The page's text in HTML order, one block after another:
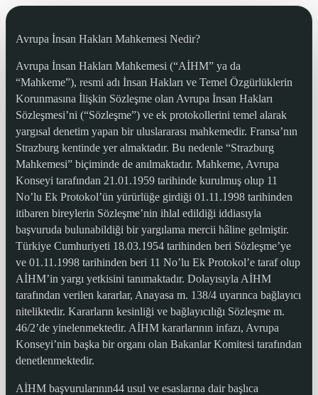
Avrupa İnsan Hakları Mahkemesi Nedir?
Avrupa İnsan Hakları Mahkemesi (“AİHM” ya da
“Mahkeme”), resmi adı İnsan Hakları ve Temel Özgürlüklerin
Korunmasına İlişkin Sözleşme olan Avrupa İnsan Hakları
Sözleşmesi’ni (“Sözleşme”) ve ek protokollerini temel alarak
yargısal denetim yapan bir uluslararası mahkemedir. Fransa’nın
Strazburg kentinde yer almaktadır. Bu nedenle “Strazburg
Mahkemesi” biçiminde de anılmaktadır. Mahkeme, Avrupa
Konseyi tarafından 21.01.1959 tarihinde kurulmuş olup 11
No’lu Ek Protokol’ün yürürlüğe girdiği 01.11.1998 tarihinden
itibaren bireylerin Sözleşme’nin ihlal edildiği iddiasıyla
başvuruda bulunabildiği bir yargılama mercii hâline gelmiştir.
Türkiye Cumhuriyeti 18.03.1954 tarihinden beri Sözleşme’ye
ve 01.11.1998 tarihinden beri 11 No’lu Ek Protokol’e taraf olup
AİHM’in yargı yetkisini tanımaktadır. Dolayısıyla AİHM
tarafından verilen kararlar, Anayasa m. 138/4 uyarınca bağlayıcı
niteliktedir. Kararların kesinliği ve bağlayıcılığı Sözleşme m.
46/2’de yinelenmektedir. AİHM kararlarının infazı, Avrupa
Konseyi’nin başka bir organı olan Bakanlar Komitesi tarafından
denetlenmektedir.
AİHM başvurularının44 usul ve esaslarına dair başlıca